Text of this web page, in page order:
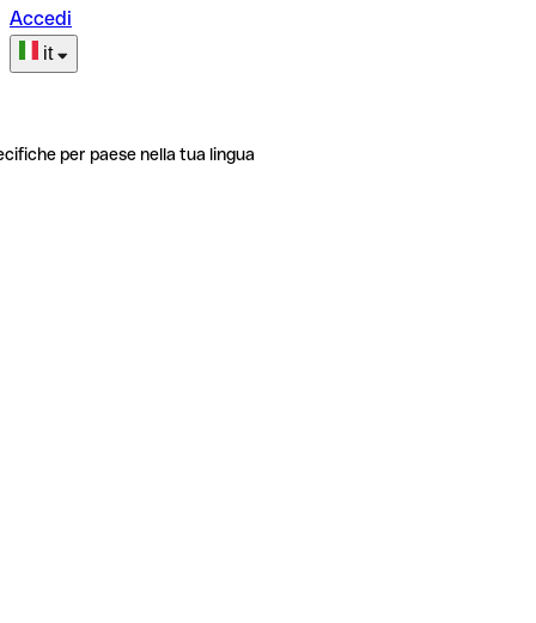
Accedi
it
per paese nella tua lingua